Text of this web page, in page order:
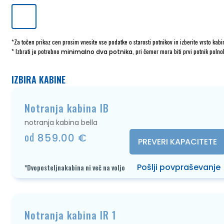
*Za točen prikaz cen prosim vnesite vse podatke o starosti potnikov in izberite vrsto
* Izbrati je potrebno minimalno dva potnika, pri čemer mora biti prvi potnik
IZBIRA KABINE
Pošlji povpraševanje
Notranja kabina IB
notranja kabina bella
od 859.00 € PREVERI KAPACITETE
*Dvoposteljnakabina ni več na voljo
Notranja kabina IR 1